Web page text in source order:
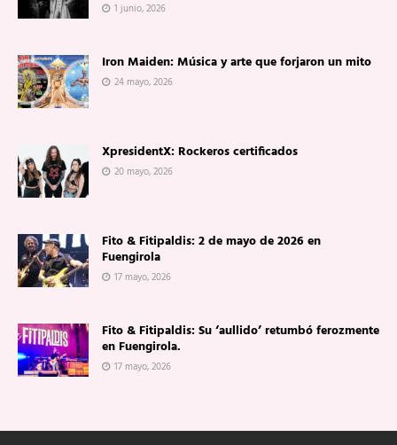
1 junio, 2026
Iron Maiden: Música y arte que forjaron un mito
24 mayo, 2026
XpresidentX: Rockeros certificados
20 mayo, 2026
Fito & Fitipaldis: 2 de mayo de 2026 en
Fuengirola
17 mayo, 2026
Fito & Fitipaldis: Su ‘aullido’ retumbó ferozmente
en Fuengirola.
17 mayo, 2026